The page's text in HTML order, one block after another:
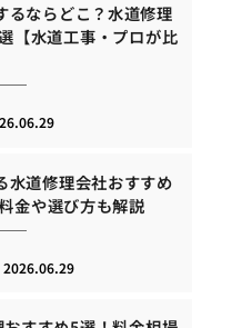
るならどこ？水道修理
【水道工事・プロが比
水道修理会社おすすめ
金や選び方も解説
2026.06.29